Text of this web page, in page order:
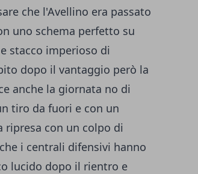
che l'Avellino era passato
uno schema perfetto su
stacco imperioso di
dopo il vantaggio però la
anche la giornata no di
tiro da fuori e con un
ripresa con un colpo di
i centrali difensivi hanno
lucido dopo il rientro e